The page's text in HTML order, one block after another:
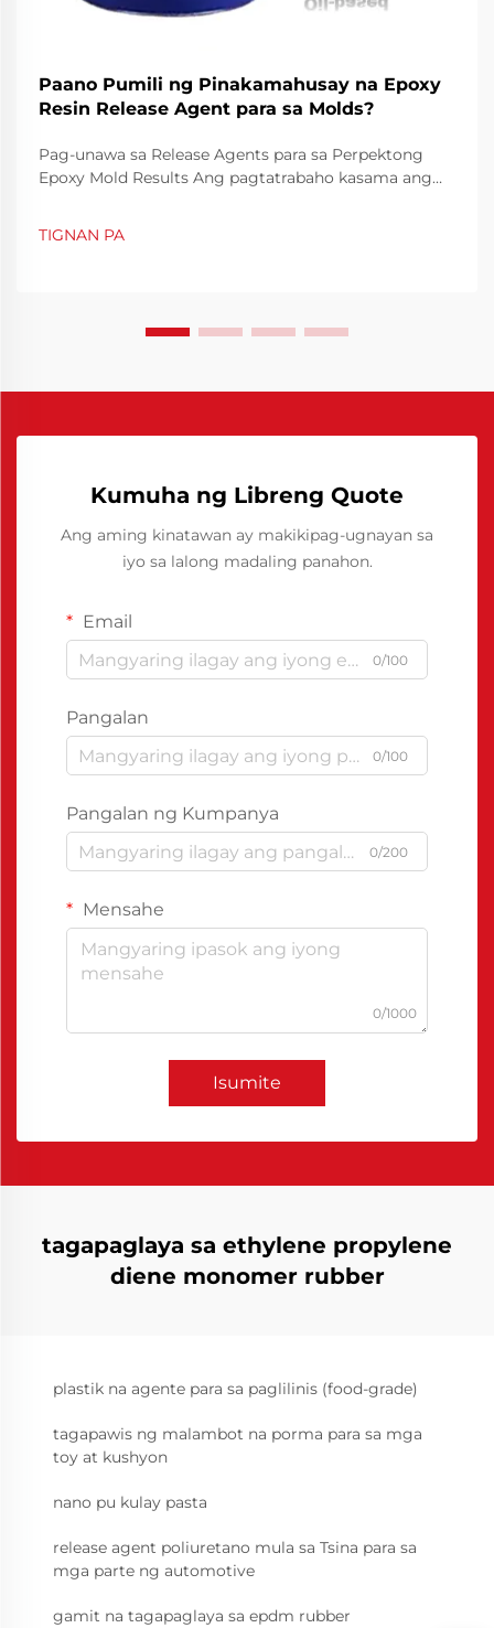
Paano Pumili ng Pinakamahusay na Epoxy
Resin Release Agent para sa Molds?
Pag-unawa sa Release Agents para sa Perpektong
Epoxy Mold Results Ang pagtatrabaho kasama ang
propesyonal na resulta. Sa bilang ng mga
TIGNAN PA
Kumuha ng Libreng Quote
Ang aming kinatawan ay makikipag-ugnayan sa
iyo sa lalong madaling panahon.
Email
0/100
Pangalan
0/100
Pangalan ng Kumpanya
0/200
Mensahe
0/1000
Isumite
tagapaglaya sa ethylene propylene
diene monomer rubber
plastik na agente para sa paglilinis (food-grade)
tagapawis ng malambot na porma para sa mga
toy at kushyon
nano pu kulay pasta
release agent poliuretano mula sa Tsina para sa
mga parte ng automotive
gamit na tagapaglaya sa epdm rubber